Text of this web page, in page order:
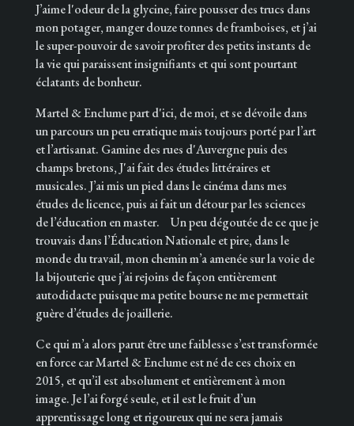
J’aime l'odeur de la glycine, faire pousser des trucs dans
mon potager, manger douze tonnes de framboises, et j’ai
le super-pouvoir de savoir profiter des petits instants de
la vie qui paraissent insignifiants et qui sont pourtant
éclatants de bonheur.
Martel & Enclume part d'ici, de moi, et se dévoile dans
un parcours un peu erratique mais toujours porté par l’art
et l’artisanat. Gamine des rues d'Auvergne puis des
champs bretons, J'ai fait des études littéraires et
musicales. J’ai mis un pied dans le cinéma dans mes
études de licence, puis ai fait un détour par les sciences
de l’éducation en master. Un peu dégoutée de ce que je
trouvais dans l’Éducation Nationale et pire, dans le
monde du travail, mon chemin m’a amenée sur la voie de
la bijouterie que j’ai rejoins de façon entièrement
autodidacte puisque ma petite bourse ne me permettait
guère d’études de joaillerie.
Ce qui m’a alors parut être une faiblesse s’est transformée
en force car Martel & Enclume est né de ces choix en
2015, et qu’il est absolument et entièrement à mon
image. Je l’ai forgé seule, et il est le fruit d’un
apprentissage long et rigoureux qui ne sera jamais